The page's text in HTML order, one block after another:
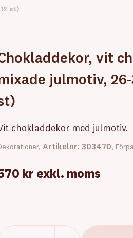
st)
vit
julmotiv, 26-
chokladdekor med julmotiv.
Artikelnr: 303470,
kr exkl. moms